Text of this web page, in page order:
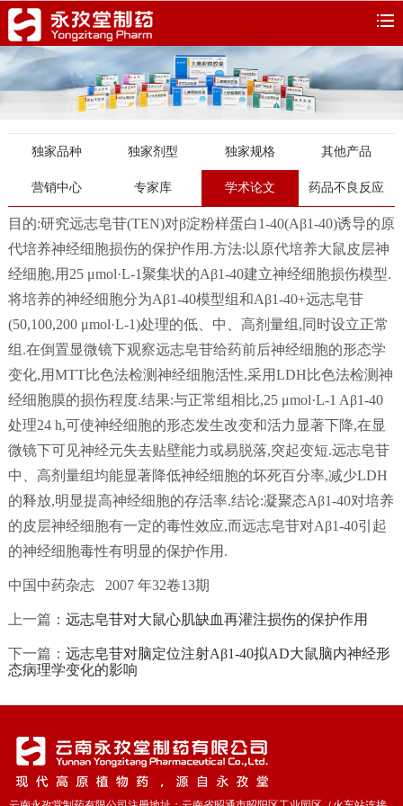
独家品种 独家剂型 独家规格 其他产品
营销中心 专家库 学术论文 药品不良反应
目的:研究远志皂苷(TEN)对β淀粉样蛋白1-40(Aβ1-40)诱导的原
代培养神经细胞损伤的保护作用.方法:以原代培养大鼠皮层神
经细胞,用25 μmol·L-1聚集状的Aβ1-40建立神经细胞损伤模型.
将培养的神经细胞分为Aβ1-40模型组和Aβ1-40+远志皂苷
(50,100,200 μmol·L-1)处理的低、中、高剂量组,同时设立正常
组.在倒置显微镜下观察远志皂苷给药前后神经细胞的形态学
变化,用MTT比色法检测神经细胞活性,采用LDH比色法检测神
经细胞膜的损伤程度.结果:与正常组相比,25 μmol·L-1 Aβ1-40
处理24 h,可使神经细胞的形态发生改变和活力显著下降,在显
微镜下可见神经元失去贴壁能力或易脱落,突起变短.远志皂苷
中、高剂量组均能显著降低神经细胞的坏死百分率,减少LDH
的释放,明显提高神经细胞的存活率.结论:凝聚态Aβ1-40对培养
的皮层神经细胞有一定的毒性效应,而远志皂苷对Aβ1-40引起
的神经细胞毒性有明显的保护作用.
中国中药杂志 2007 年32卷13期
上一篇： 远志皂苷对大鼠心肌缺血再灌注损伤的保护作用
下一篇： 远志皂苷对脑定位注射Aβ1-40拟AD大鼠脑内神经形
态病理学变化的影响